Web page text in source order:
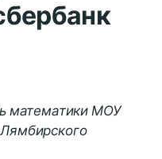
математики МОУ